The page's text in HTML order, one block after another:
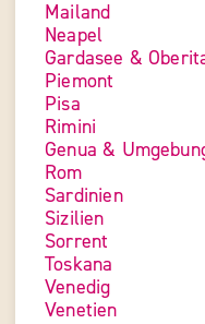
Mailand
Neapel
Gardasee &
Piemont
Pisa
Rimini
Genua &
Rom
Sardinien
Sizilien
Sorrent
Toskana
Venedig
Venetien